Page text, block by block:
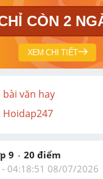
CÒN 2
XEM CHI TIẾT
văn hay
9 20 điểm
- 04:18:51 08/07/2026